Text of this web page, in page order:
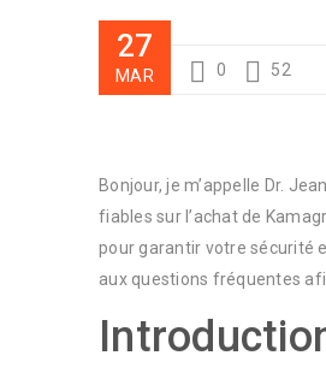
27
MAR 0 52
Bonjour, je m’appelle Dr.
fiables sur l’achat de
pour garantir votre sécurité
aux questions fréquentes